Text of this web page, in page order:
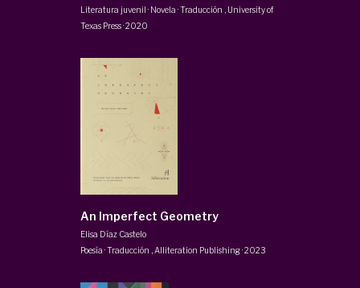
Literatura juvenil · Novela · Traducción
University of
Texas Press·2020
An Imperfect Geometry
Elisa Díaz Castelo
Poesía · Traducción
Alliteration Publishing·2023